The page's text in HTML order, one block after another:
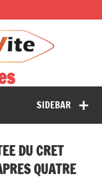
SIDEBAR
DU CRET
QUATRE